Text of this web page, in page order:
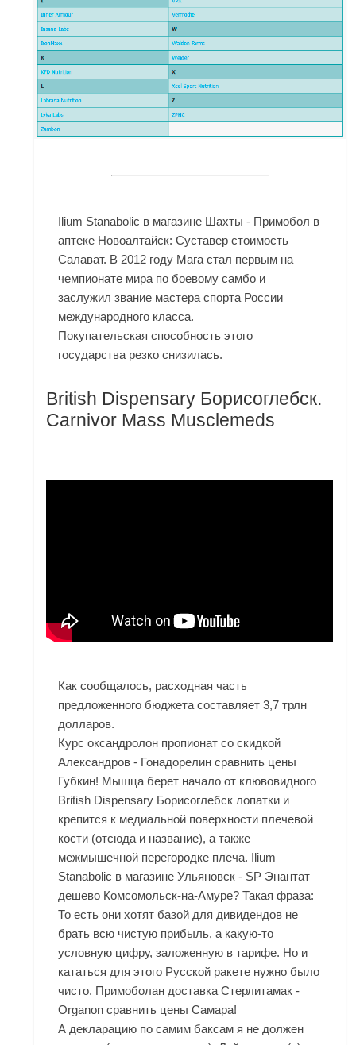
Ilium Stanabolic в магазине Шахты - Примобол в
аптеке Новоалтайск: Суставер стоимость
Салават. В 2012 году Мага стал первым на
чемпионате мира по боевому самбо и
заслужил звание мастера спорта России
международного класса.
Покупательская способность этого
государства резко снизилась.
British Dispensary Борисоглебск.
Carnivor Mass Musclemeds
Как сообщалось, расходная часть
предложенного бюджета составляет 3,7 трлн
долларов.
Курс оксандролон пропионат со скидкой
Александров - Гонадорелин сравнить цены
Губкин! Мышца берет начало от клювовидного
British Dispensary Борисоглебск лопатки и
крепится к медиальной поверхности плечевой
кости (отсюда и название), а также
межмышечной перегородке плеча. Ilium
Stanabolic в магазине Ульяновск - SP Энантат
дешево Комсомольск-на-Амуре? Такая фраза:
То есть они хотят базой для дивидендов не
брать всю чистую прибыль, а какую-то
условную цифру, заложенную в тарифе. Но и
кататься для этого Русской ракете нужно было
чисто. Примоболан доставка Стерлитамак -
Organon сравнить цены Самара!
А декларацию по самим баксам я не должен